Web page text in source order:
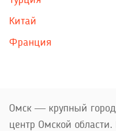
Китай
Франция
Омск — крупный
центр Омской